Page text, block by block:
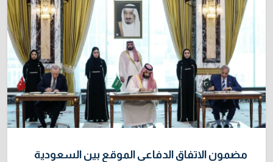
مضمون الاتفاق الدفاعي الموقع بين السعودية